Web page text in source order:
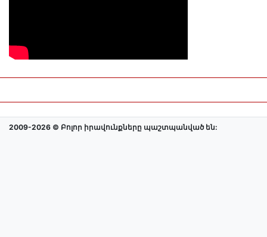
2009-2026 © Բոլոր իրավունքները պաշտպանված են: